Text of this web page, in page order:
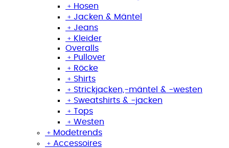
﹢ Hosen
﹢ Jacken & Mäntel
﹢ Jeans
﹢ Kleider
Overalls
﹢ Pullover
﹢ Röcke
﹢ Shirts
﹢ Strickjacken,-mäntel & -westen
﹢ Sweatshirts & -jacken
﹢ Tops
﹢ Westen
﹢ Modetrends
﹢ Accessoires